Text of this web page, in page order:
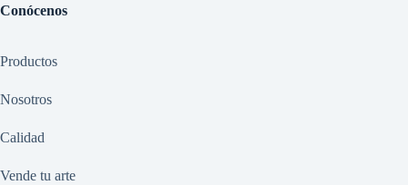
Conócenos
Productos
Nosotros
Calidad
Vende tu arte